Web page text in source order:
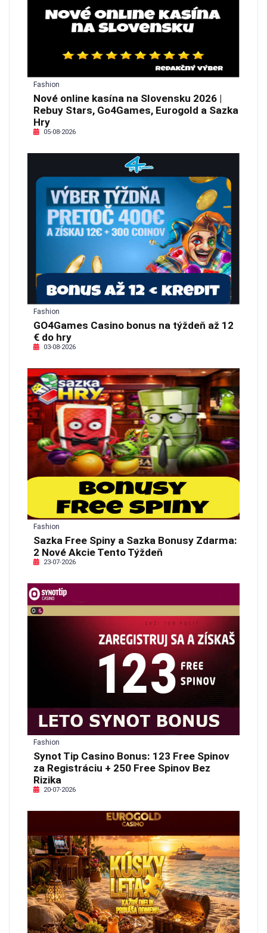
Fashion
Nové online kasína na Slovensku 2026 |
Rebuy Stars, Go4Games, Eurogold a Sazka
Hry
05-08-2026
Fashion
GO4Games Casino bonus na týždeň až 12
€ do hry
03-08-2026
Fashion
Sazka Free Spiny a Sazka Bonusy Zdarma:
2 Nové Akcie Tento Týždeň
23-07-2026
Fashion
Synot Tip Casino Bonus: 123 Free Spinov
za Registráciu + 250 Free Spinov Bez
Rizika
20-07-2026